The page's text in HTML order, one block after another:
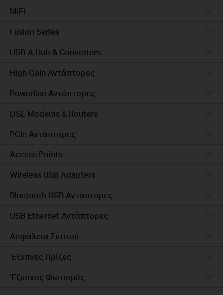
MiFi
Fusion Series
USB-A Hub & Converters
High Gain Αντάπτορες
Powerline Αντάπτορες
DSL Modems & Routers
PCIe Αντάπτορες
Access Points
Wireless USB Adapters
Bluetooth USB Αντάπτορες
USB Ethernet Αντάπτορες
Ασφάλεια Σπιτιού
Έξυπνες Πρίζες
Έξυπνος Φωτισμός